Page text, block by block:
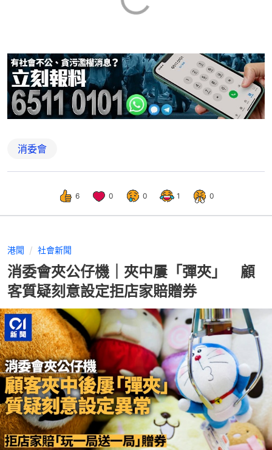
消委會
6 0 0 1 0
港聞 社會新聞
消委會夾公仔機｜夾中屢「彈夾」 顧
客質疑刻意設定拒店家賠贈券